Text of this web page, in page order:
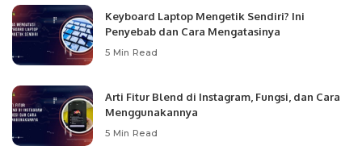
Keyboard Laptop Mengetik Sendiri? Ini
Penyebab dan Cara Mengatasinya
5 Min Read
Arti Fitur Blend di Instagram, Fungsi, dan Cara
Menggunakannya
5 Min Read